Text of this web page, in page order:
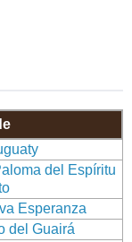
del Espíritu
Esperanza
del Guairá